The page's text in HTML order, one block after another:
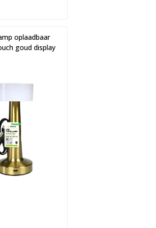
oplaadbaar
goud display